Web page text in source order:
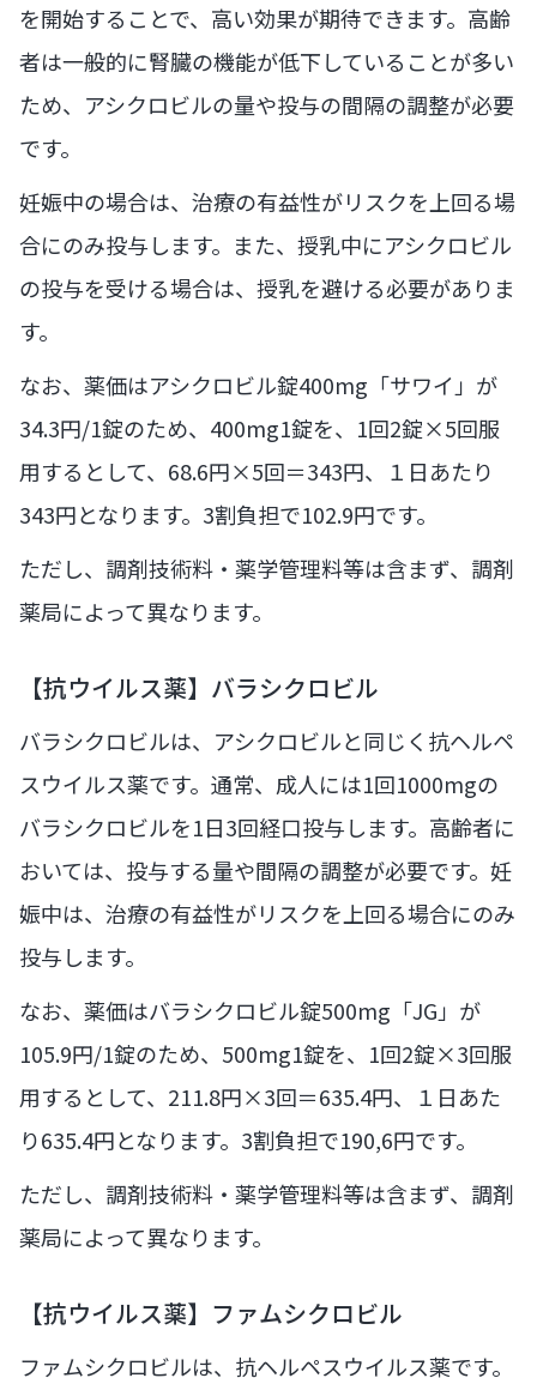
を開始することで、高い効果が期待できます。高齢
者は一般的に腎臓の機能が低下していることが多い
ため、アシクロビルの量や投与の間隔の調整が必要
です。
妊娠中の場合は、治療の有益性がリスクを上回る場
合にのみ投与します。また、授乳中にアシクロビル
の投与を受ける場合は、授乳を避ける必要がありま
す。
なお、薬価はアシクロビル錠400mg「サワイ」が
34.3円/1錠のため、400mg1錠を、1回2錠×5回服
用するとして、68.6円×5回＝343円、１日あたり
343円となります。3割負担で102.9円です。
ただし、調剤技術料・薬学管理料等は含まず、調剤
薬局によって異なります。
【抗ウイルス薬】バラシクロビル
バラシクロビルは、アシクロビルと同じく抗ヘルペ
スウイルス薬です。通常、成人には1回1000mgの
バラシクロビルを1日3回経口投与します。高齢者に
おいては、投与する量や間隔の調整が必要です。妊
娠中は、治療の有益性がリスクを上回る場合にのみ
投与します。
なお、薬価はバラシクロビル錠500mg「JG」が
105.9円/1錠のため、500mg1錠を、1回2錠×3回服
用するとして、211.8円×3回＝635.4円、１日あた
り635.4円となります。3割負担で190,6円です。
ただし、調剤技術料・薬学管理料等は含まず、調剤
薬局によって異なります。
【抗ウイルス薬】ファムシクロビル
ファムシクロビルは、抗ヘルペスウイルス薬です。